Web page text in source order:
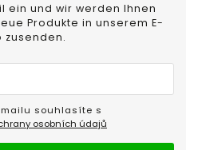
ein und wir werden Ihnen
Produkte in unserem E-
zusenden.
osobních údajů